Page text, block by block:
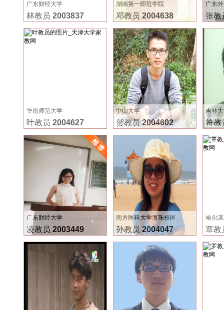
广东财经大学
林教员 2003837
湖南第一师范学院
邓教员 2004638
广东
张
华南师范大学
叶教员 2004627
中山大学
贺教员2004602
吉林
符
广东财经大学
凌教员 2003449
南方医科大学海珠校区
孙教员 2004047
哈尔
覃